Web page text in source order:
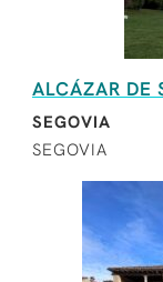
ALCÁZAR DE
SEGOVIA
SEGOVIA